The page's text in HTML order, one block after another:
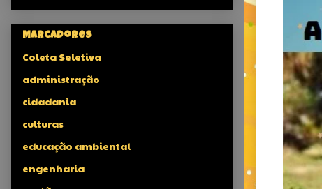
Marcadores
Coleta Seletiva
administração
cidadania
culturas
educação ambiental
engenharia